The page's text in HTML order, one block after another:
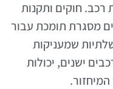
רכב. חוקים ותקנות
מסגרת תומכת עבור
שמעניקות
ישנים, יכולות